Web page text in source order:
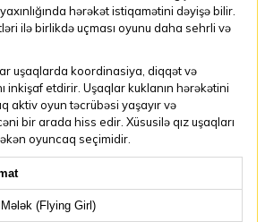
hərəkət istiqamətini dəyişə bilir.
ilə birlikdə uçması oyunu daha sehrli və
uşaqlarda koordinasiya, diqqət və
inkişaf etdirir. Uşaqlar kuklanın hərəkətini
aktiv oyun təcrübəsi yaşayır və
bir arada hiss edir. Xüsusilə qız uşaqları
oyuncaq seçimidir.
(Flying Girl)